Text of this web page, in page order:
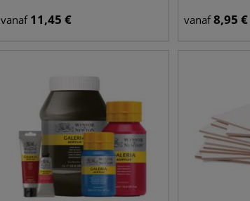
vanaf 11,45 € vanaf 8,95 €